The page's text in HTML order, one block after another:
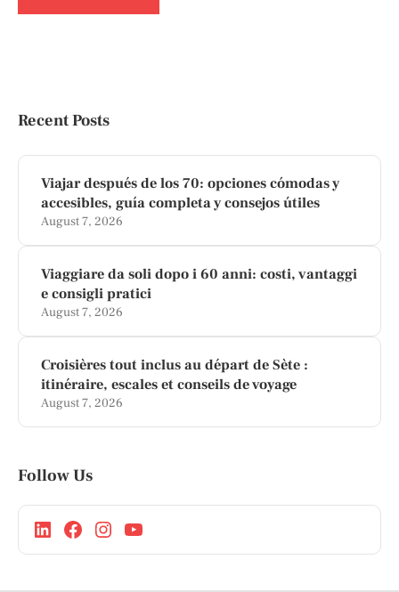
Recent Posts
Viajar después de los 70: opciones cómodas y
accesibles, guía completa y consejos útiles
August 7, 2026
Viaggiare da soli dopo i 60 anni: costi, vantaggi
e consigli pratici
August 7, 2026
Croisières tout inclus au départ de Sète :
itinéraire, escales et conseils de voyage
August 7, 2026
Follow Us